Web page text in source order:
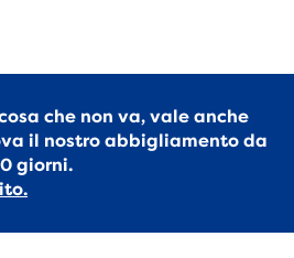
che non va, vale anche
il nostro abbigliamento da
giorni.